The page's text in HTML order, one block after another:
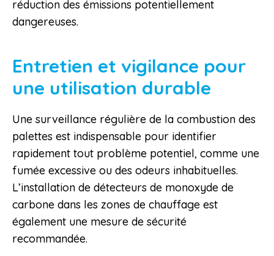
réduction des émissions potentiellement
dangereuses.
Entretien et vigilance pour
une utilisation durable
Une surveillance régulière de la combustion des
palettes est indispensable pour identifier
rapidement tout problème potentiel, comme une
fumée excessive ou des odeurs inhabituelles.
L’installation de détecteurs de monoxyde de
carbone dans les zones de chauffage est
également une mesure de sécurité
recommandée.